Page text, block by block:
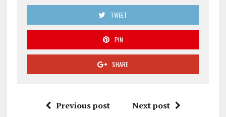
TWEET
PIN
SHARE
Previous post Next post